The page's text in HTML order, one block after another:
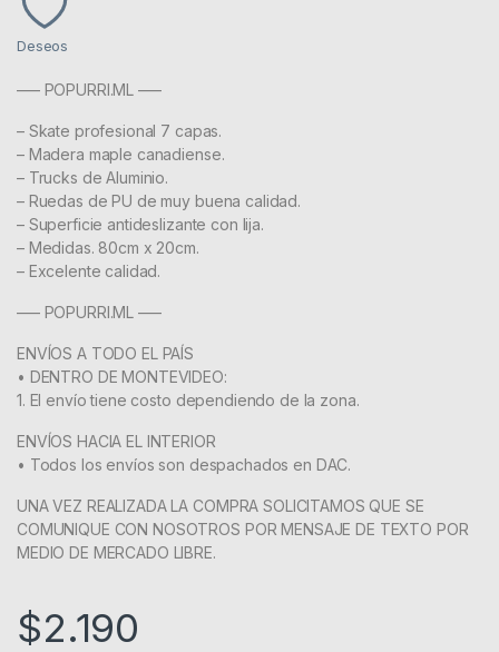
Deseos
—– POPURRI.ML —–
– Skate profesional 7 capas.
– Madera maple canadiense.
– Trucks de Aluminio.
– Ruedas de PU de muy buena calidad.
– Superficie antideslizante con lija.
– Medidas. 80cm x 20cm.
– Excelente calidad.
—– POPURRI.ML —–
ENVÍOS A TODO EL PAÍS
• DENTRO DE MONTEVIDEO:
1. El envío tiene costo dependiendo de la zona.
ENVÍOS HACIA EL INTERIOR
• Todos los envíos son despachados en DAC.
UNA VEZ REALIZADA LA COMPRA SOLICITAMOS QUE SE
COMUNIQUE CON NOSOTROS POR MENSAJE DE TEXTO POR
MEDIO DE MERCADO LIBRE.
$2.190